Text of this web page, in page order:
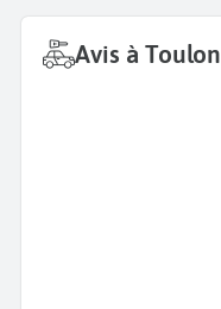
Avis à Toulon